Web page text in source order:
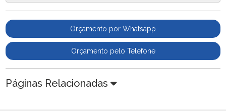
Orçamento por Whatsapp
Orçamento pelo Telefone
Páginas Relacionadas